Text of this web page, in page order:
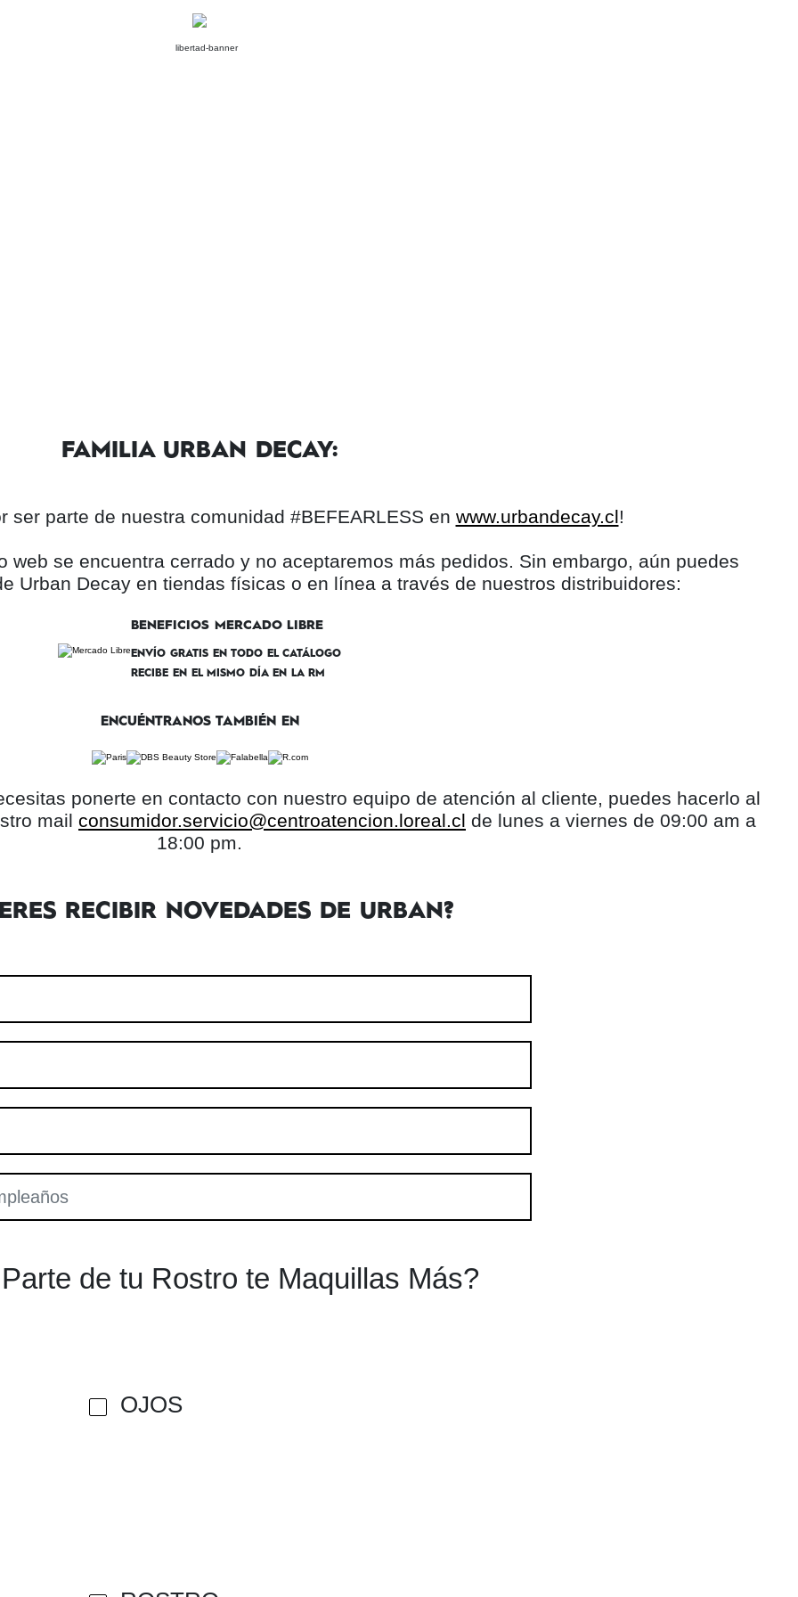
FAMILIA URBAN DECAY:
ser parte de nuestra comunidad #BEFEARLESS en www.urbandecay.cl!
web se encuentra cerrado y no aceptaremos más pedidos. Sin embargo, aún puedes
Urban Decay en tiendas físicas o en línea a través de nuestros distribuidores:
BENEFICIOS MERCADO LIBRE
ENVÍO GRATIS EN TODO EL CATÁLOGO
RECIBE EN EL MISMO DÍA EN LA RM
ENCUÉNTRANOS TAMBIÉN EN
ponerte en contacto con nuestro equipo de atención al cliente, puedes hacerlo al
mail consumidor.servicio@centroatencion.loreal.cl de lunes a viernes de 09:00 am a
18:00 pm.
RECIBIR NOVEDADES DE URBAN?
de tu Rostro te Maquillas Más?
OJOS